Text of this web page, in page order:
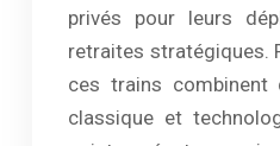
privés pour leurs
retraites stratégiques.
ces trains combinent
classique et